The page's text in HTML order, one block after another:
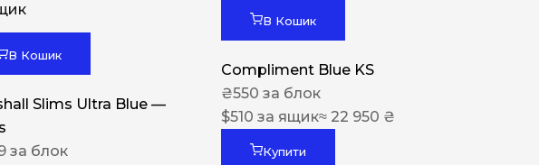
В Кошик
Slims Ultra Blue —
за блок
В Кошик
Compliment Blue KS
₴550 за блок
$510 за ящик≈ 22 950 ₴
Купити